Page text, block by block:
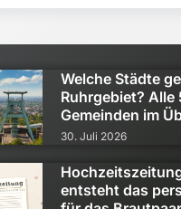
& FREIZEIT,MENSCHEN &
Welche Städte
Ruhrgebiet? Alle
Gemeinden im
30. Juli 2026
entsteht das